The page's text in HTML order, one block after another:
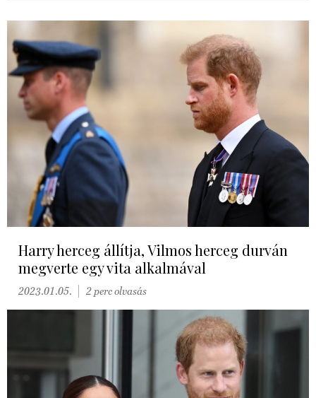
Harry herceg állítja, Vilmos herceg durván
megverte egy vita alkalmával
2023.01.05. 2 perc olvasás